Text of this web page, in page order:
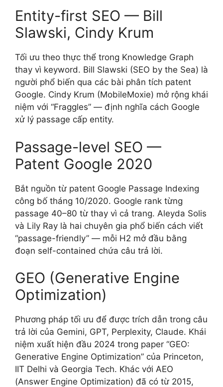
Entity-first SEO — Bill
Slawski, Cindy Krum
Tối ưu theo thực thể trong Knowledge Graph
thay vì keyword. Bill Slawski (SEO by the Sea) là
người phổ biến qua các bài phân tích patent
Google. Cindy Krum (MobileMoxie) mở rộng khái
niệm với “Fraggles” — định nghĩa cách Google
xử lý passage cấp entity.
Passage-level SEO —
Patent Google 2020
Bắt nguồn từ patent Google Passage Indexing
công bố tháng 10/2020. Google rank từng
passage 40–80 từ thay vì cả trang. Aleyda Solis
và Lily Ray là hai chuyên gia phổ biến cách viết
“passage-friendly” — mỗi H2 mở đầu bằng
đoạn self-contained chứa câu trả lời.
GEO (Generative Engine
Optimization)
Phương pháp tối ưu để được trích dẫn trong câu
trả lời của Gemini, GPT, Perplexity, Claude. Khái
niệm xuất hiện đầu 2024 trong paper “GEO:
Generative Engine Optimization” của Princeton,
IIT Delhi và Georgia Tech. Khác với AEO
(Answer Engine Optimization) đã có từ 2015,